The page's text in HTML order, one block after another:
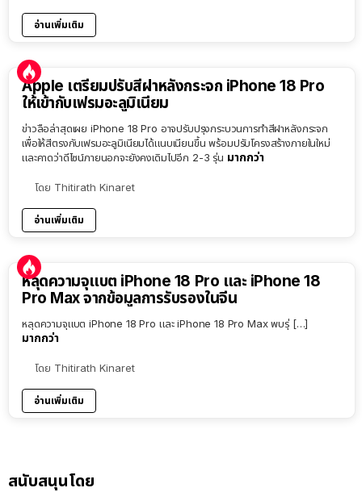
อ่านเพิ่มเติม
Apple เตรียมปรับสีฝาหลังกระจก iPhone 18 Pro
ให้เข้ากับเฟรมอะลูมิเนียม
ข่าวลือล่าสุดเผย iPhone 18 Pro อาจปรับปรุงกระบวนการทำสีฝาหลังกระจก
เพื่อให้สีตรงกับเฟรมอะลูมิเนียมได้แนบเนียนขึ้น พร้อมปรับโครงสร้างภายในใหม่
และคาดว่าดีไซน์ภายนอกจะยังคงเดิมไปอีก 2-3 รุ่น มากกว่า
โดย Thitirath Kinaret
อ่านเพิ่มเติม
หลุดความจุแบต iPhone 18 Pro และ iPhone 18
Pro Max จากข้อมูลการรับรองในจีน
หลุดความจุแบต iPhone 18 Pro และ iPhone 18 Pro Max พบรุ่ […]
มากกว่า
โดย Thitirath Kinaret
อ่านเพิ่มเติม
สนับสนุนโดย